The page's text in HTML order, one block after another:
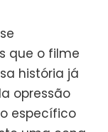
que o filme
história já
opressão
específico